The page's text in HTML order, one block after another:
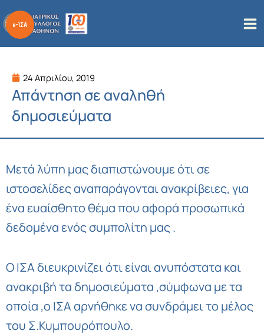
στο
περιεχόμενο
24 Απριλίου, 2019
Απάντηση σε αναληθή
δημοσιεύματα
Μετά λύπη μας διαπιστώνουμε ότι σε
ιστοσελίδες αναπαράγονται ανακρίβειες, για
ένα ευαίσθητο θέμα που αφορά προσωπικά
δεδομένα ενός συμπολίτη μας .
Ο ΙΣΑ διευκρινίζει ότι είναι ανυπόστατα και
ανακριβή τα δημοσιεύματα ,σύμφωνα με τα
οποία ,ο ΙΣΑ αρνήθηκε να συνδράμει το μέλος
του Σ.Κυμπουρόπουλο.